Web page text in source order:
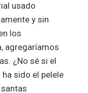
usado
y sin
los
agregaríamos
¿No sé si el
sido el pelele